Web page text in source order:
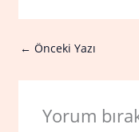
← Önceki Yazı
Yorum